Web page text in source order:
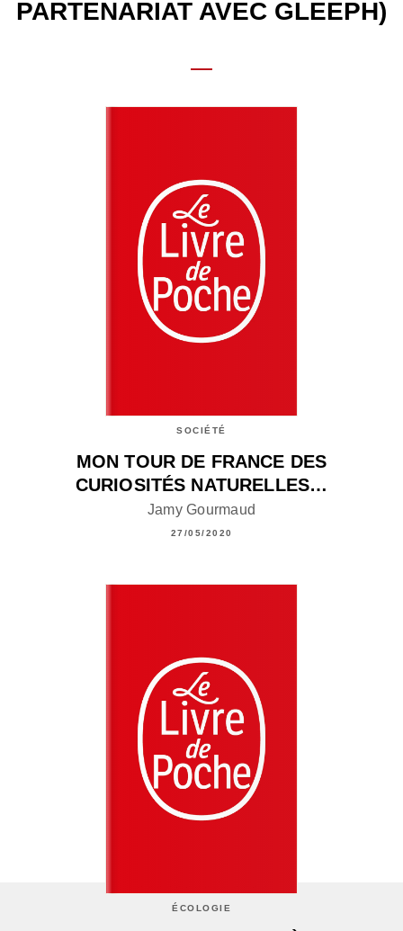
PARTENARIAT AVEC GLEEPH)
SOCIÉTÉ
MON TOUR DE FRANCE DES
CURIOSITÉS NATURELLES…
Jamy Gourmaud
27/05/2020
ÉCOLOGIE